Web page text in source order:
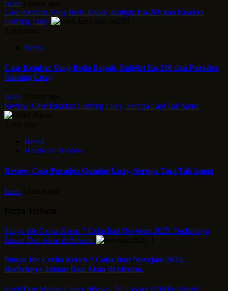
Iwan
Case Kembar Yang Beda Bapak, Enlight En-200 dan Paradox
Gaming Luxy
Berita
Case Kembar Yang Beda Bapak, Enlight En-200 dan Paradox
Gaming Luxy
Iwan
Review Case Paradox Gaming Luxy, Serupa Tapi Tak Sama
Berita
Hardware Review
Review Case Paradox Gaming Luxy, Serupa Tapi Tak Sama
Iwan
Punya Ide Cerita Keren ? Coba Ikut Novejam 2025. Hadiahnya
Jutaan Dan Akan di Stream.
Punya Ide Cerita Keren ? Coba Ikut Novejam 2025.
Hadiahnya Jutaan Dan Akan di Stream.
Kecil Dan Mudah Untuk dibawa, PC Cooler I100 Pro Mesh